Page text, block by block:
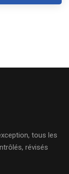
tous les
révisés